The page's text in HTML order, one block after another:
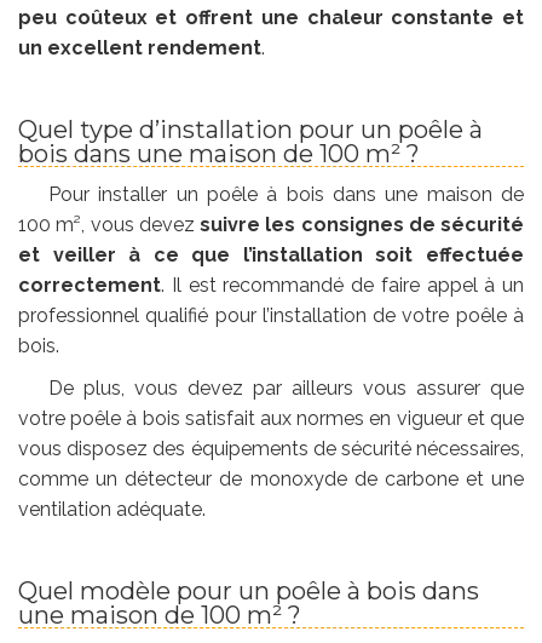
peu coûteux et offrent une chaleur constante et
un excellent rendement.
Quel type d’installation pour un poêle à
bois dans une maison de 100 m² ?
Pour installer un poêle à bois dans une maison de
100 m², vous devez suivre les consignes de sécurité
et veiller à ce que l’installation soit effectuée
correctement. Il est recommandé de faire appel à un
professionnel qualifié pour l’installation de votre poêle à
bois.
De plus, vous devez par ailleurs vous assurer que
votre poêle à bois satisfait aux normes en vigueur et que
vous disposez des équipements de sécurité nécessaires,
comme un détecteur de monoxyde de carbone et une
ventilation adéquate.
Quel modèle pour un poêle à bois dans
une maison de 100 m² ?